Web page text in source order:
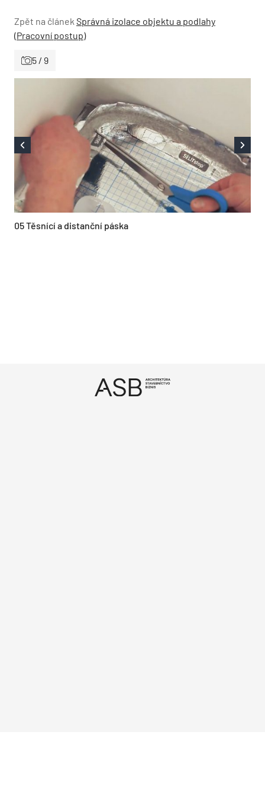
Zpět na článek Správná izolace objektu a podlahy
(Pracovní postup)
5 / 9
05 Těsnící a distanční páska